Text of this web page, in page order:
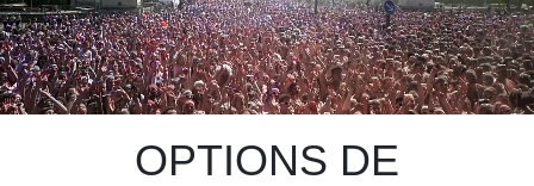
OPTIONS DE